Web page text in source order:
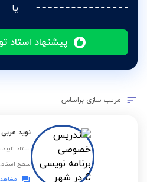
یا
پیشنهاد استاد
مرتب سازی براساس
نوید عربی
استاد
سطح استاد:
مشاهده 20